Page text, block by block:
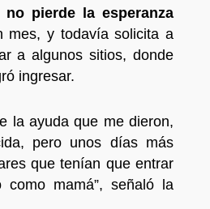
pierde la esperanza
mes, y todavía solicita a
a algunos sitios, donde
ingresar.
la ayuda que me dieron,
pero unos días más
que tenían que entrar
mamá”, señaló la